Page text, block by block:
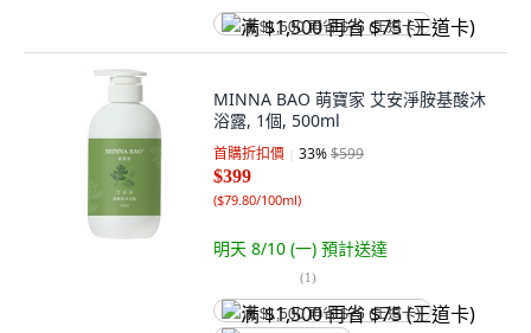
满 $1,500 再省 $75 (王道卡)
MINNA BAO 萌寶家 艾安淨胺基酸沐
浴露, 1個, 500ml
首購折扣價 33%$599
$399
($79.80/100ml)
明天 8/10 (一) 預計送達
(1)
满 $1,500 再省 $75 (王道卡)